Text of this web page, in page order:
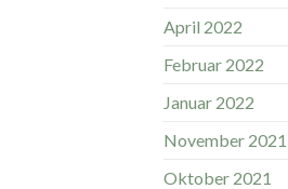
April 2022
Februar 2022
Januar 2022
November 2021
Oktober 2021